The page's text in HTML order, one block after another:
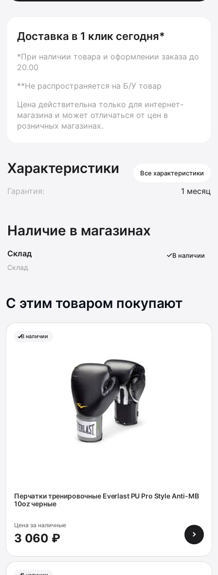
Доставка в 1 клик сегодня*
*При наличии товара и оформлении заказа до
20.00
**Не распространяется на Б/У товар
Цена действительна только для интернет-
магазина и может отличаться от цен в
розничных магазинах.
Характеристики Все характеристики
Гарантия: 1 месяц
Наличие в магазинах
Склад
Склад
В наличии
С этим товаром покупают
В наличии
Перчатки тренировочные Everlast PU Pro Style Anti-MB
10oz черные
Цена за наличные
3 060 ₽